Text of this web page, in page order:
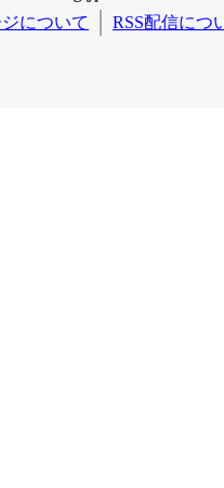
について
RSS配信につ